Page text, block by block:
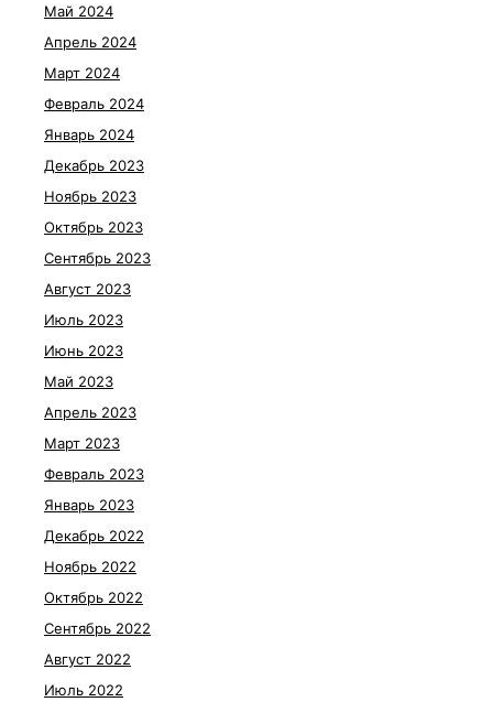
Май 2024
Апрель 2024
Март 2024
Февраль 2024
Январь 2024
Декабрь 2023
Ноябрь 2023
Октябрь 2023
Сентябрь 2023
Август 2023
Июль 2023
Июнь 2023
Май 2023
Апрель 2023
Март 2023
Февраль 2023
Январь 2023
Декабрь 2022
Ноябрь 2022
Октябрь 2022
Сентябрь 2022
Август 2022
Июль 2022